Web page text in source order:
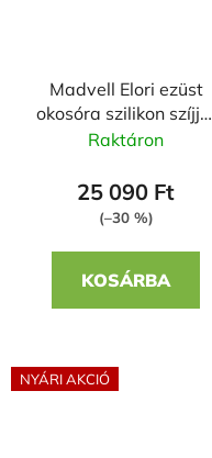
Madvell Elori ezüst
okosóra szilikon szíjjal
Jázmin
Raktáron
25 090 Ft
(–30 %)
KOSÁRBA
NYÁRI AKCIÓ